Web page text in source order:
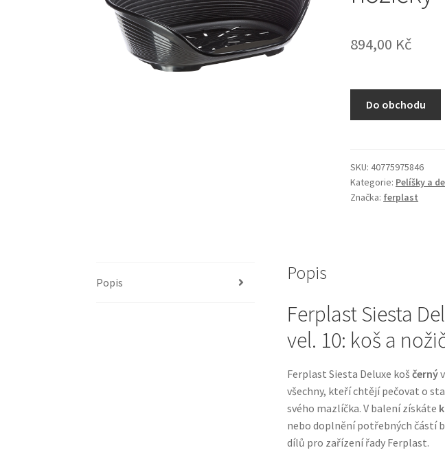
894,00 Kč
Do obchodu
SKU:40775975846
Kategorie: Pelíšky a
Značka: ferplast
Popis Popis
Ferplast Siesta
vel. 10: koš a
Ferplast Siesta Deluxe koš černý
všechny, kteří chtějí pečovat o
svého mazlíčka. V balení získáte
nebo doplnění potřebných částí
dílů pro zařízení řady Ferplast.